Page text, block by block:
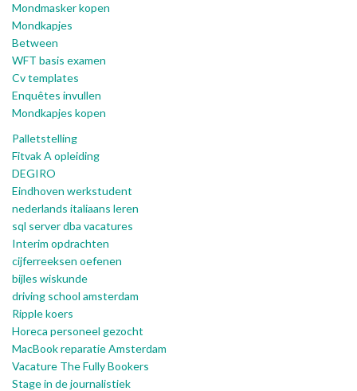
Mondmasker kopen
Mondkapjes
Between
WFT basis examen
Cv templates
Enquêtes invullen
Mondkapjes kopen
Palletstelling
Fitvak A opleiding
DEGIRO
Eindhoven werkstudent
nederlands italiaans leren
sql server dba vacatures
Interim opdrachten
cijferreeksen oefenen
bijles wiskunde
driving school amsterdam
Ripple koers
Horeca personeel gezocht
MacBook reparatie Amsterdam
Vacature The Fully Bookers
Stage in de journalistiek